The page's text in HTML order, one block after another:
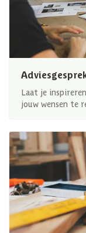
Laat je
jouw wensen te